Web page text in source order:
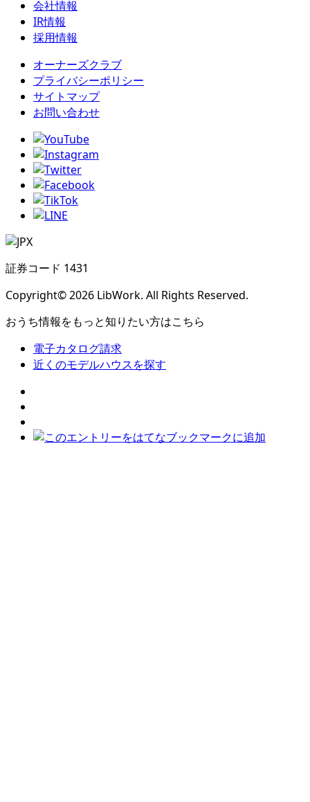
会社情報
IR情報
採用情報
オーナーズクラブ
プライバシーポリシー
サイトマップ
お問い合わせ
証券コード 1431
Copyright© 2026 LibWork. All Rights Reserved.
おうち情報をもっと知りたい方はこちら
電子カタログ請求
近くのモデルハウスを探す